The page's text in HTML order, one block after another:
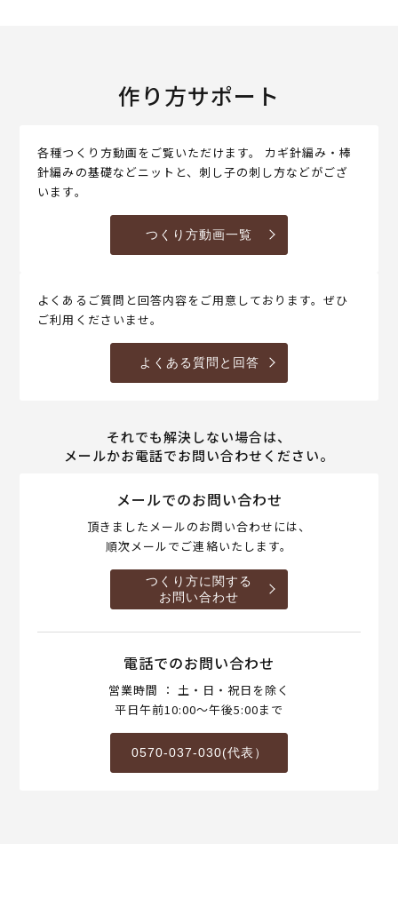
作り方サポート
各種つくり方動画をご覧いただけます。 カギ針編み・棒
針編みの基礎などニットと、刺し子の刺し方などがござ
います。
つくり方動画一覧
よくあるご質問と回答内容をご用意しております。ぜひ
ご利用くださいませ。
よくある質問と回答
それでも解決しない場合は、
メールかお電話でお問い合わせください。
メールでのお問い合わせ
頂きましたメールのお問い合わせには、
順次メールでご連絡いたします。
つくり方に関する
お問い合わせ
電話でのお問い合わせ
営業時間 ： 土・日・祝日を除く
平日午前10:00～午後5:00まで
0570-037-030(代表）